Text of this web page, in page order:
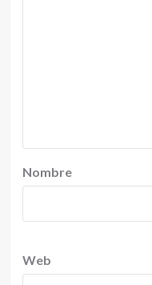
Nombre
Web